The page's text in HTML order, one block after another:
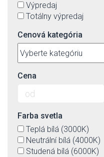
Výpredaj
Totálny výpredaj
Cenová kategória
Cena
Farba svetla
Teplá bílá (3000K)
Neutrální bílá (4000K)
Studená bílá (6000K)